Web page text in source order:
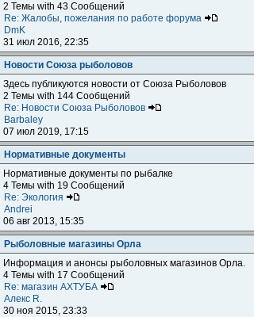
2 Темы with 43 Сообщений
Re: Жалобы, пожелания по работе форума
DmK
31 июл 2016, 22:35
Новости Союза рыболовов
Здесь публикуются новости от Союза Рыболовов
2 Темы with 144 Сообщений
Re: Новости Союза Рыболовов
Barbaley
07 июл 2019, 17:15
Нормативные документы
Нормативные документы по рыбалке
4 Темы with 19 Сообщений
Re: Экология
Andrei
06 авг 2013, 15:35
Рыболовные магазины Орла
Информация и анонсы рыболовных магазинов Орла.
4 Темы with 17 Сообщений
Re: магазин АХТУБА
Алекс R.
30 ноя 2015, 23:33